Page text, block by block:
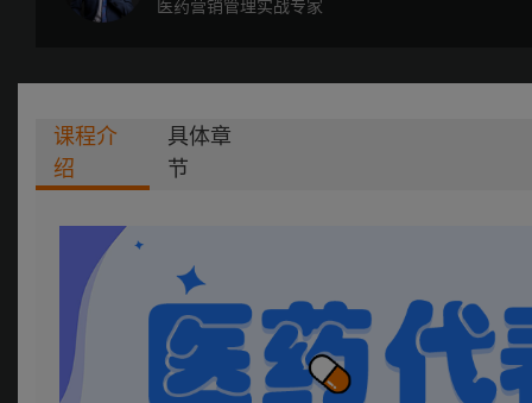
医药营销管理实战专家
课程介
绍
具体章
节